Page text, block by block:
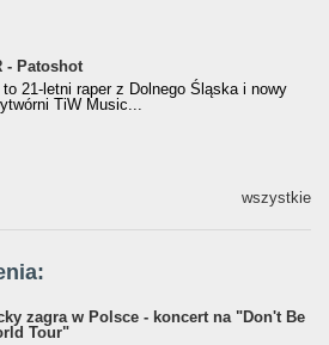
- Patoshot
to 21-letni raper z Dolnego Śląska i nowy
TiW Music...
wszystkie
zagra w Polsce - koncert na "Don't Be
Tour"